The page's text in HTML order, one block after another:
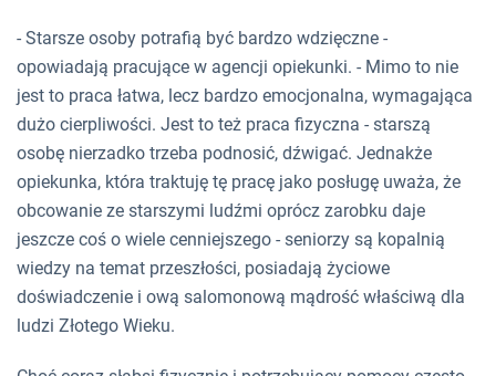
- Starsze osoby potrafią być bardzo wdzięczne -
opowiadają pracujące w agencji opiekunki. - Mimo to nie
jest to praca łatwa, lecz bardzo emocjonalna, wymagająca
dużo cierpliwości. Jest to też praca fizyczna - starszą
osobę nierzadko trzeba podnosić, dźwigać. Jednakże
opiekunka, która traktuję tę pracę jako posługę uważa, że
obcowanie ze starszymi ludźmi oprócz zarobku daje
jeszcze coś o wiele cenniejszego - seniorzy są kopalnią
wiedzy na temat przeszłości, posiadają życiowe
doświadczenie i ową salomonową mądrość właściwą dla
ludzi Złotego Wieku.